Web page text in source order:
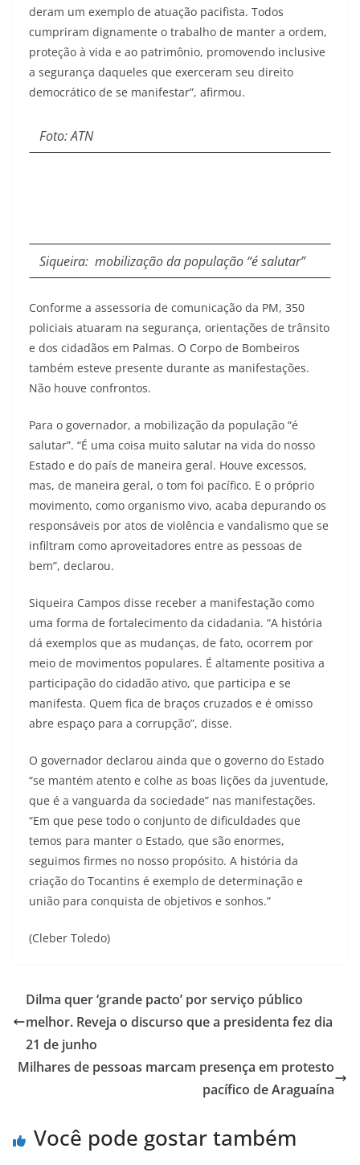
deram um exemplo de atuação pacifista. Todos
cumpriram dignamente o trabalho de manter a ordem,
proteção à vida e ao patrimônio, promovendo inclusive
a segurança daqueles que exerceram seu direito
democrático de se manifestar”, afirmou.
Foto: ATN
Siqueira: mobilização da população “é salutar”
Conforme a assessoria de comunicação da PM, 350
policiais atuaram na segurança, orientações de trânsito
e dos cidadãos em Palmas. O Corpo de Bombeiros
também esteve presente durante as manifestações.
Não houve confrontos.
Para o governador, a mobilização da população “é
salutar”. “É uma coisa muito salutar na vida do nosso
Estado e do país de maneira geral. Houve excessos,
mas, de maneira geral, o tom foi pacífico. E o próprio
movimento, como organismo vivo, acaba depurando os
responsáveis por atos de violência e vandalismo que se
infiltram como aproveitadores entre as pessoas de
bem”, declarou.
Siqueira Campos disse receber a manifestação como
uma forma de fortalecimento da cidadania. “A história
dá exemplos que as mudanças, de fato, ocorrem por
meio de movimentos populares. É altamente positiva a
participação do cidadão ativo, que participa e se
manifesta. Quem fica de braços cruzados e é omisso
abre espaço para a corrupção”, disse.
O governador declarou ainda que o governo do Estado
“se mantém atento e colhe as boas lições da juventude,
que é a vanguarda da sociedade” nas manifestações.
“Em que pese todo o conjunto de dificuldades que
temos para manter o Estado, que são enormes,
seguimos firmes no nosso propósito. A história da
criação do Tocantins é exemplo de determinação e
união para conquista de objetivos e sonhos.”
(Cleber Toledo)
Dilma quer ‘grande pacto’ por serviço público
melhor. Reveja o discurso que a presidenta fez dia
21 de junho
Milhares de pessoas marcam presença em protesto
pacífico de Araguaína
Você pode gostar também